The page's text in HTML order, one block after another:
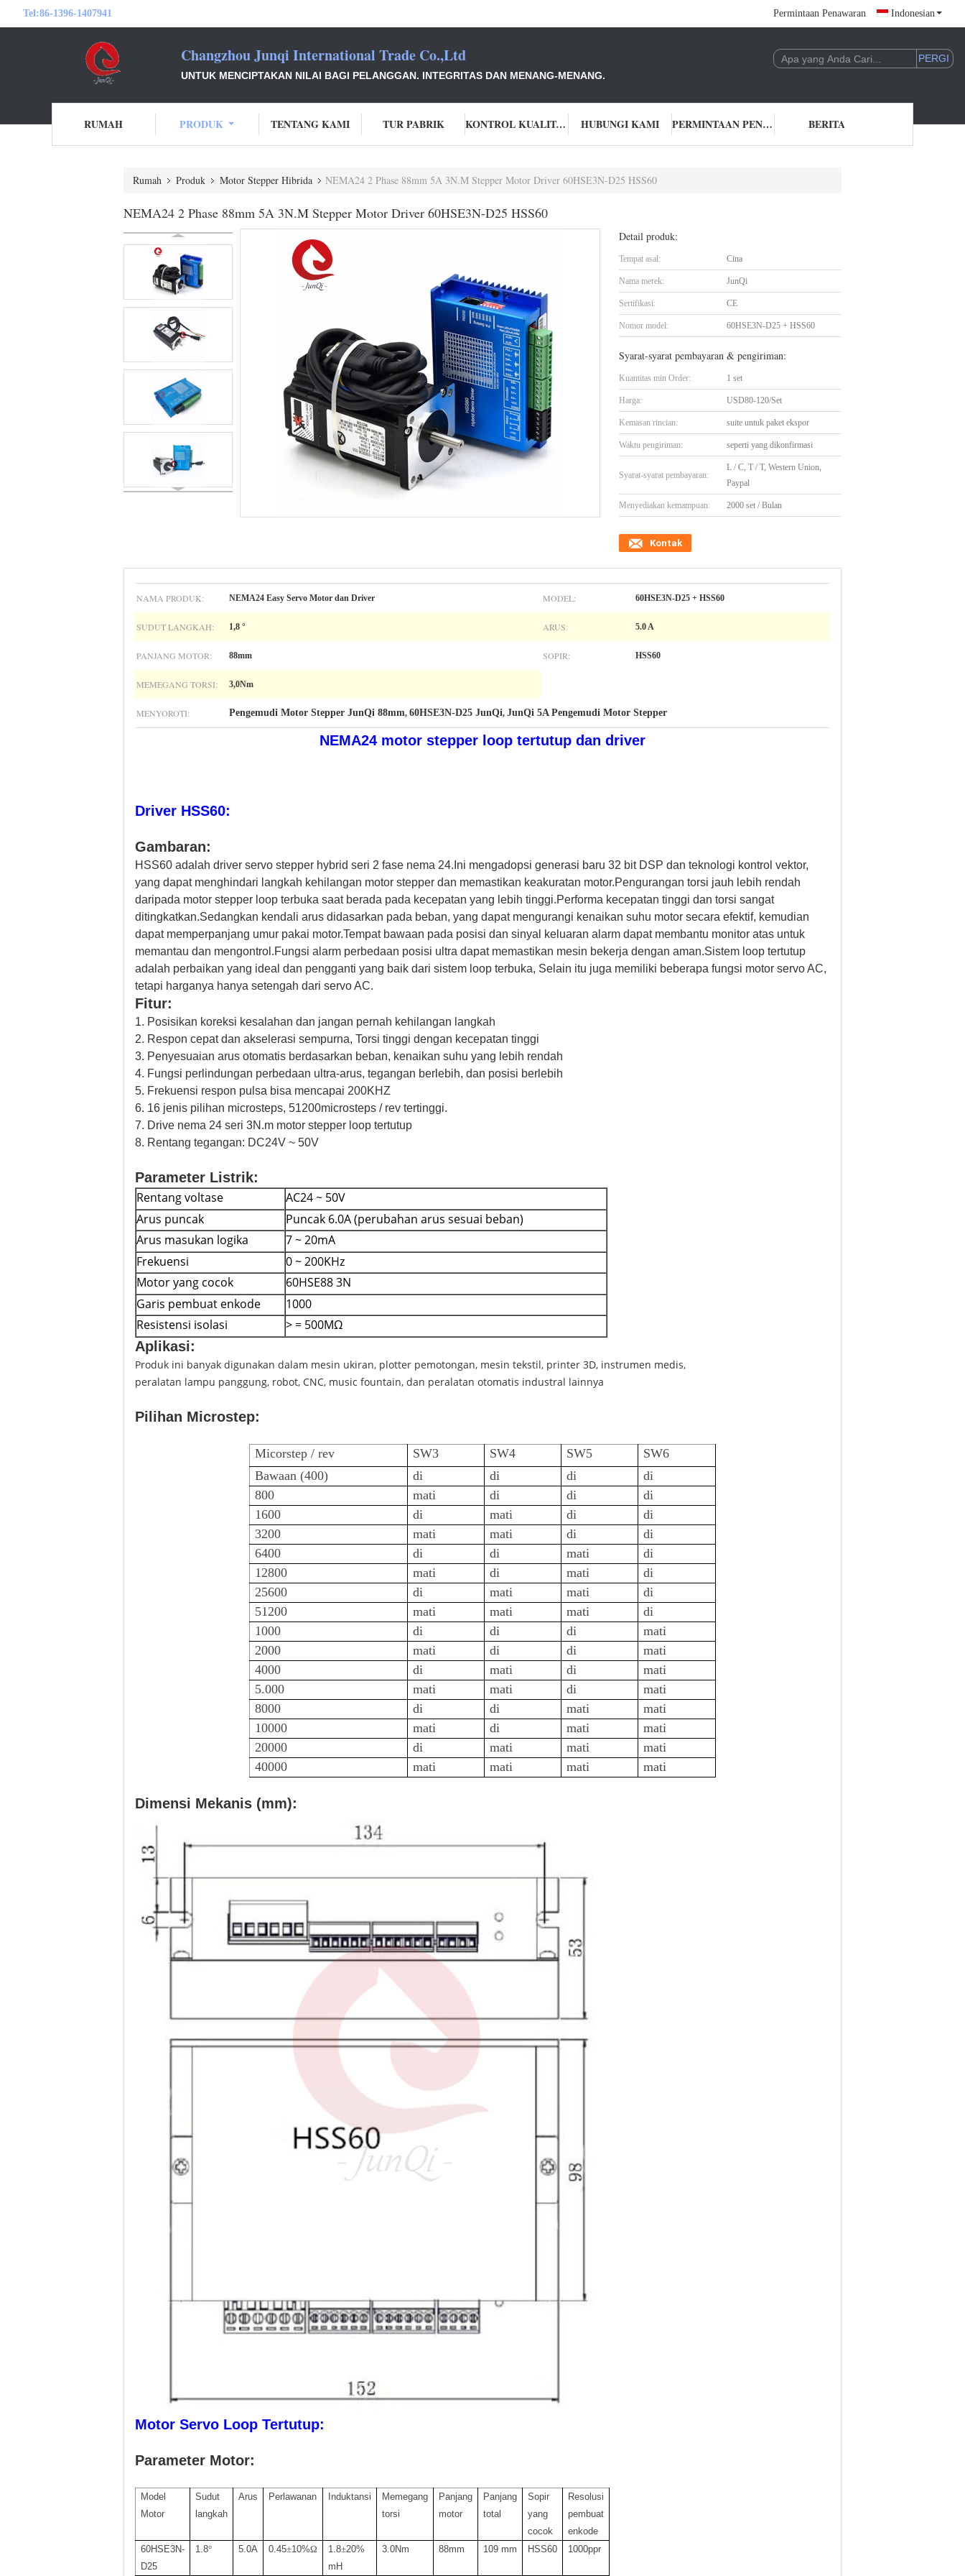
Tel:86-1396-1407941 Permintaan Penawaran Indonesian
Changzhou Junqi International Trade Co.,Ltd
UNTUK MENCIPTAKAN NILAI BAGI PELANGGAN. INTEGRITAS DAN MENANG-MENANG.
RUMAH PRODUK TENTANG KAMI TUR PABRIK KONTROL KUALITAS HUBUNGI KAMI PERMINTAAN PENAWARAN BERITA
Rumah Produk Motor Stepper Hibrida NEMA24 2 Phase 88mm 5A 3N.M Stepper Motor Driver 60HSE3N-D25 HSS60
NEMA24 2 Phase 88mm 5A 3N.M Stepper Motor Driver 60HSE3N-D25 HSS60
Detail produk:
Tempat asal: Cina
Nama merek: JunQi
Sertifikasi: CE
Nomor model: 60HSE3N-D25 + HSS60
Syarat-syarat pembayaran & pengiriman:
Kuantitas min Order: 1 set
Harga: USD80-120/Set
Kemasan rincian: suite untuk paket ekspor
Waktu pengiriman: seperti yang dikonfirmasi
Syarat-syarat pembayaran:
L / C, T / T, Western Union,
Paypal
Menyediakan kemampuan: 2000 set / Bulan
Kontak
NAMA PRODUK: NEMA24 Easy Servo Motor dan Driver MODEL: 60HSE3N-D25 + HSS60
SUDUT LANGKAH: 1,8 ° ARUS: 5.0 A
PANJANG MOTOR: 88mm SOPIR: HSS60
MEMEGANG TORSI: 3,0Nm
MENYOROTI: Pengemudi Motor Stepper JunQi 88mm, 60HSE3N-D25 JunQi, JunQi 5A Pengemudi Motor Stepper
NEMA24 motor stepper loop tertutup dan driver
Driver HSS60:
Gambaran:
HSS60 adalah driver servo stepper hybrid seri 2 fase nema 24.Ini mengadopsi generasi baru 32 bit DSP dan teknologi kontrol vektor,
yang dapat menghindari langkah kehilangan motor stepper dan memastikan keakuratan motor.Pengurangan torsi jauh lebih rendah
daripada motor stepper loop terbuka saat berada pada kecepatan yang lebih tinggi.Performa kecepatan tinggi dan torsi sangat
ditingkatkan.Sedangkan kendali arus didasarkan pada beban, yang dapat mengurangi kenaikan suhu motor secara efektif, kemudian
dapat memperpanjang umur pakai motor.Tempat bawaan pada posisi dan sinyal keluaran alarm dapat membantu monitor atas untuk
memantau dan mengontrol.Fungsi alarm perbedaan posisi ultra dapat memastikan mesin bekerja dengan aman.Sistem loop tertutup
adalah perbaikan yang ideal dan pengganti yang baik dari sistem loop terbuka, Selain itu juga memiliki beberapa fungsi motor servo AC,
tetapi harganya hanya setengah dari servo AC.
Fitur:
1. Posisikan koreksi kesalahan dan jangan pernah kehilangan langkah
2. Respon cepat dan akselerasi sempurna, Torsi tinggi dengan kecepatan tinggi
3. Penyesuaian arus otomatis berdasarkan beban, kenaikan suhu yang lebih rendah
4. Fungsi perlindungan perbedaan ultra-arus, tegangan berlebih, dan posisi berlebih
5. Frekuensi respon pulsa bisa mencapai 200KHZ
6. 16 jenis pilihan microsteps, 51200microsteps / rev tertinggi.
7. Drive nema 24 seri 3N.m motor stepper loop tertutup
8. Rentang tegangan: DC24V ~ 50V
Parameter Listrik:
Rentang voltase
AC24 ~ 50V
Arus puncak
Puncak 6.0A (perubahan arus sesuai beban)
Arus masukan logika
7 ~ 20mA
Frekuensi
0 ~ 200KHz
Motor yang cocok
60HSE88 3N
Garis pembuat enkode
1000
Resistensi isolasi
> = 500MΩ
Aplikasi:
Produk ini banyak digunakan dalam mesin ukiran, plotter pemotongan, mesin tekstil, printer 3D, instrumen medis,
peralatan lampu panggung, robot, CNC, music fountain, dan peralatan otomatis industral lainnya
Pilihan Microstep:
Micorstep / rev SW3 SW4 SW5
SW6
Bawaan (400)
di di di
di
800
mati di di
di
1600
di mati di
di
3200
mati mati di
di
6400
di di mati
di
12800
mati di mati
di
25600
di mati mati
di
51200
mati mati mati
di
1000
di di di
mati
2000
mati di di
mati
4000
di mati di
mati
5.000
mati mati di
mati
8000
di di mati
mati
10000
mati di mati
mati
20000
di mati mati
mati
40000
mati mati mati mati
Dimensi Mekanis (mm):
Motor Servo Loop Tertutup:
Parameter Motor:
Model
Motor
Sudut
langkah
Arus Perlawanan Induktansi
Memegang
torsi
Panjang
motor
Panjang
total
Sopir
yang
cocok
Resolusi
pembuat
enkode
60HSE3N-
D25
1.8° 5.0A 0.45±10%Ω 1.8±20%
mH
3.0Nm 88mm 109 mm HSS60 1000ppr